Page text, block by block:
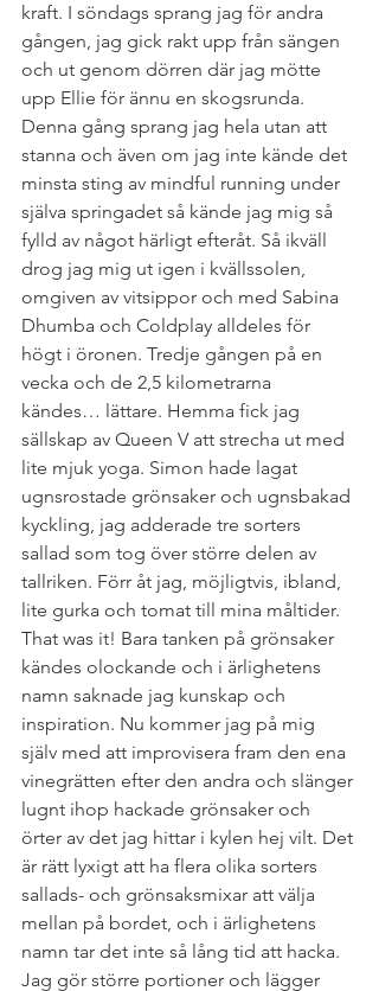
kraft. I söndags sprang jag för andra
gången, jag gick rakt upp från sängen
och ut genom dörren där jag mötte
upp Ellie för ännu en skogsrunda.
Denna gång sprang jag hela utan att
stanna och även om jag inte kände det
minsta sting av mindful running under
själva springadet så kände jag mig så
fylld av något härligt efteråt. Så ikväll
drog jag mig ut igen i kvällssolen,
omgiven av vitsippor och med Sabina
Dhumba och Coldplay alldeles för
högt i öronen. Tredje gången på en
vecka och de 2,5 kilometrarna
kändes… lättare. Hemma fick jag
sällskap av Queen V att strecha ut med
lite mjuk yoga. Simon hade lagat
ugnsrostade grönsaker och ugnsbakad
kyckling, jag adderade tre sorters
sallad som tog över större delen av
tallriken. Förr åt jag, möjligtvis, ibland,
lite gurka och tomat till mina måltider.
That was it! Bara tanken på grönsaker
kändes olockande och i ärlighetens
namn saknade jag kunskap och
inspiration. Nu kommer jag på mig
själv med att improvisera fram den ena
vinegrätten efter den andra och slänger
lugnt ihop hackade grönsaker och
örter av det jag hittar i kylen hej vilt. Det
är rätt lyxigt att ha flera olika sorters
sallads- och grönsaksmixar att välja
mellan på bordet, och i ärlighetens
namn tar det inte så lång tid att hacka.
Jag gör större portioner och lägger